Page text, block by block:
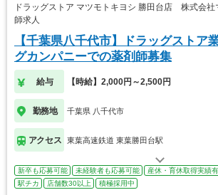
ドラッグストア マツモトキヨシ 勝田台店 株式会社
師求人
【千葉県八千代市】ドラッグストア
グカンパニーでの薬剤師募集
給与 【時給】2,000円～2,500円
勤務地 千葉県 八千代市
アクセス 東葉高速鉄道 東葉勝田台駅
新卒も応募可能 未経験者も応募可能 産休・育休取得実績
駅チカ
店舗数30以上 積極採用中